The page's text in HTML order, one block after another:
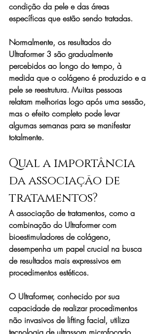
condição da pele e das áreas
específicas que estão sendo tratadas.
Normalmente, os resultados do
Ultraformer 3 são gradualmente
percebidos ao longo do tempo, à
medida que o colágeno é produzido e a
pele se reestrutura. Muitas pessoas
relatam melhorias logo após uma sessão,
mas o efeito completo pode levar
algumas semanas para se manifestar
totalmente.
Qual a importância
da associação de
tratamentos?
A associação de tratamentos, como a
combinação do Ultraformer com
bioestimuladores de colágeno,
desempenha um papel crucial na busca
de resultados mais expressivos em
procedimentos estéticos.
O Ultraformer, conhecido por sua
capacidade de realizar procedimentos
não invasivos de lifting facial, utiliza